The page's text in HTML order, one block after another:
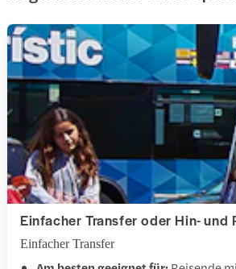
Einfacher Transfer oder Hin- und
Einfacher Transfer